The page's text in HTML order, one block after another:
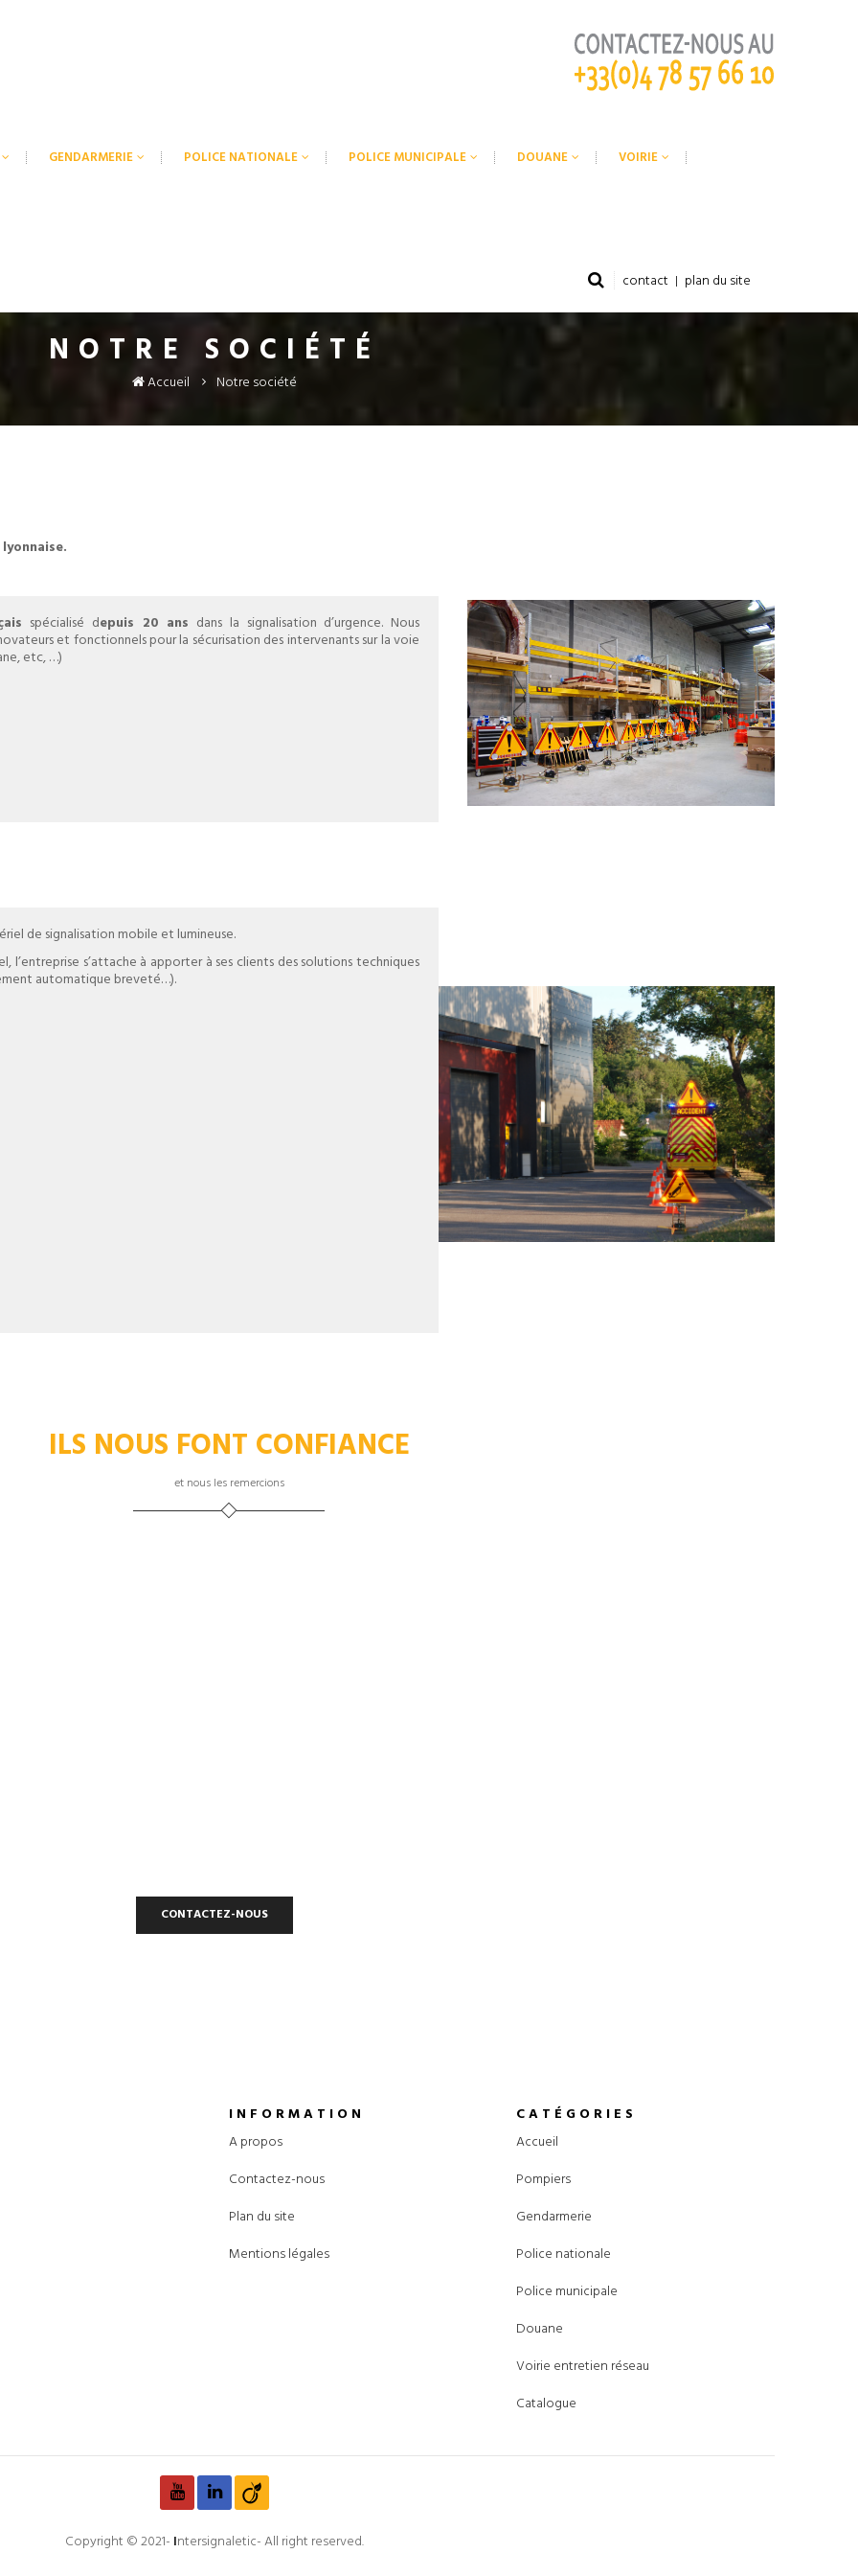
GENDARMERIE POLICE NATIONALE POLICE MUNICIPALE DOUANE VOIRIE
contact plan du site
NOTRE SOCIÉTÉ
Accueil Notre société
spécialisé depuis 20 ans dans la signalisation d’urgence. Nous
et fonctionnels pour la sécurisation des intervenants sur la voie
etc, …)
de signalisation mobile et lumineuse.
l’entreprise s’attache à apporter à ses clients des solutions techniques
automatique breveté…).
ILS NOUS FONT CONFIANCE
et nous les remercions
CONTACTEZ-NOUS
INFORMATION
A propos
Contactez-nous
Plan du site
Mentions légales
CATÉGORIES
Accueil
Pompiers
Gendarmerie
Police nationale
Police municipale
Douane
Voirie entretien réseau
Catalogue
Copyright © 2021- Intersignaletic- All right reserved.